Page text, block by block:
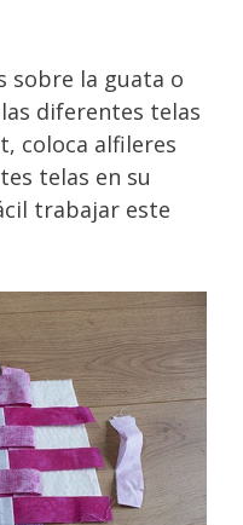
sobre la guata o
diferentes telas
coloca alfileres
telas en su
trabajar este